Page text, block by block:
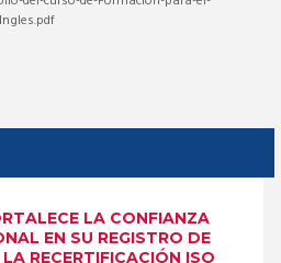
LA CONFIANZA
EN SU REGISTRO DE
RECERTIFICACIÓN ISO